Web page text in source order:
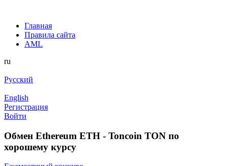
Главная
Правила сайта
AML
ru
Русский
English
Регистрация
Войти
Обмен Ethereum ETH - Toncoin TON по
хорошему курсу